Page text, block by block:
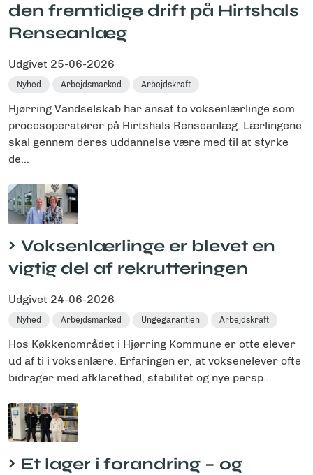
den fremtidige drift på Hirtshals
Renseanlæg
Udgivet 25-06-2026
Nyhed Arbejdsmarked Arbejdskraft
Hjørring Vandselskab har ansat to voksenlærlinge som
procesoperatører på Hirtshals Renseanlæg. Lærlingene
skal gennem deres uddannelse være med til at styrke
de...
Voksenlærlinge er blevet en
vigtig del af rekrutteringen
Udgivet 24-06-2026
Nyhed Arbejdsmarked Ungegarantien Arbejdskraft
Hos Køkkenområdet i Hjørring Kommune er otte elever
ud af ti i voksenlære. Erfaringen er, at voksenelever ofte
bidrager med afklarethed, stabilitet og nye persp...
Et lager i forandring – og